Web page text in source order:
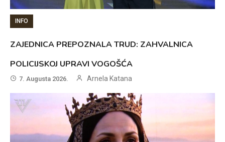
INFO
ZAJEDNICA PREPOZNALA TRUD: ZAHVALNICA
POLICIJSKOJ UPRAVI VOGOŠĆA
7. Augusta 2026. Arnela Katana